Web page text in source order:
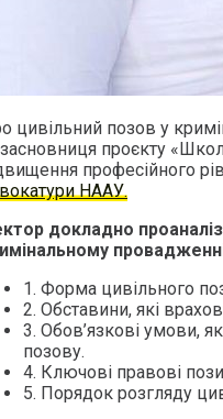
цивільний позов у
проєкту
професійного
НААУ.
докладно
1. Форма цивільного
2. Обставини, які
3. Обов’язкові умови,
позову.
4. Ключові правові
5. Порядок розгляду